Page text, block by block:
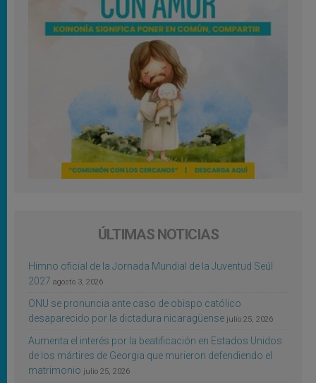
ÚLTIMAS NOTICIAS
Himno oficial de la Jornada Mundial de la Juventud Seúl
2027 agosto 3, 2026
ONU se pronuncia ante caso de obispo católico
desaparecido por la dictadura nicaragüense julio 25, 2026
Aumenta el interés por la beatificación en Estados Unidos
de los mártires de Georgia que murieron defendiendo el
matrimonio julio 25, 2026